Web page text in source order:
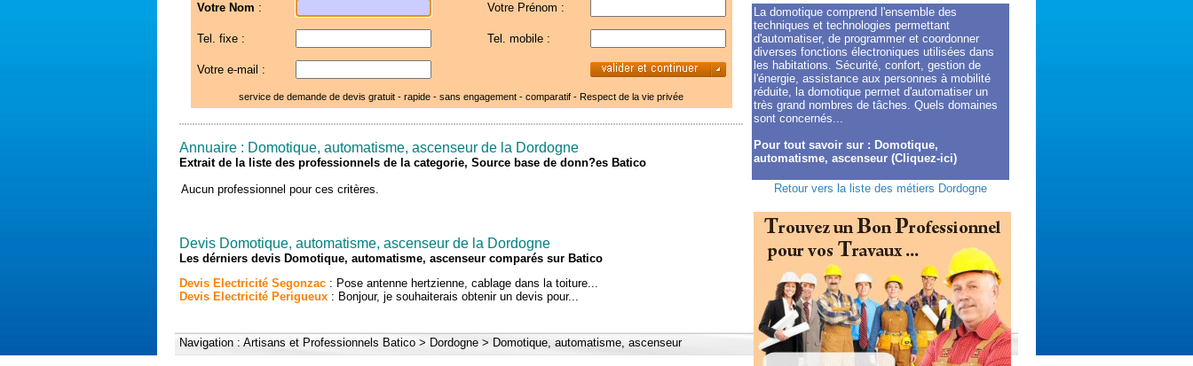
Votre Nom : Votre Prénom :
Tel. fixe : Tel. mobile :
Votre e-mail :
service de demande de devis gratuit - rapide - sans engagement - comparatif - Respect de la vie privée
Annuaire : Domotique, automatisme, ascenseur de la Dordogne
Extrait de la liste des professionnels de la categorie, Source base de donn?es Batico
Aucun professionnel pour ces critères.
Devis Domotique, automatisme, ascenseur de la Dordogne
Les dérniers devis Domotique, automatisme, ascenseur comparés sur Batico
Devis Electricité Segonzac : Pose antenne hertzienne, cablage dans la toiture...
Devis Electricité Perigueux : Bonjour, je souhaiterais obtenir un devis pour...
La domotique comprend l'ensemble des
techniques et technologies permettant
d'automatiser, de programmer et coordonner
diverses fonctions électroniques utilisées dans
les habitations. Sécurité, confort, gestion de
l'énergie, assistance aux personnes à mobilité
réduite, la domotique permet d'automatiser un
très grand nombres de tâches. Quels domaines
sont concernés...
Pour tout savoir sur : Domotique,
automatisme, ascenseur (Cliquez-ici)
Retour vers la liste des métiers Dordogne
Navigation : Artisans et Professionnels Batico > Dordogne > Domotique, automatisme, ascenseur